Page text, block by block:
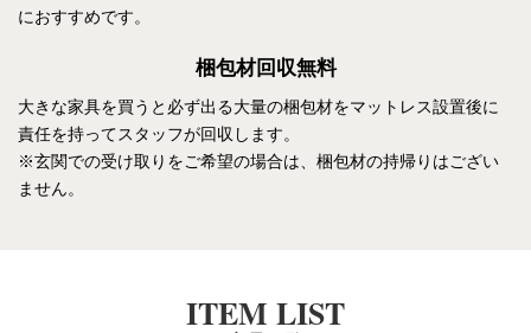
におすすめです。
梱包材回収無料
大きな家具を買うと必ず出る大量の梱包材をマットレス設置後に
責任を持ってスタッフが回収します。
※玄関での受け取りをご希望の場合は、梱包材の持帰りはござい
ません。
ITEM LIST